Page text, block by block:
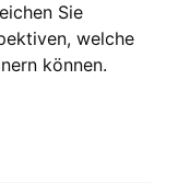
Sie
welche
können.